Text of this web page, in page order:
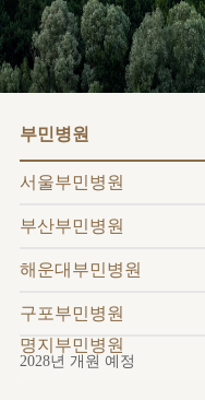
HI
HSS
글로벌
얼라이언스
연혁
조직도
오시는길
의료진
외래진료
언론보도
건강토크
입찰공고
부민병원
40주년
역사관
서울부민병원
부산부민병원
해운대부민병원
프레스티지
라이프케어센터
KOR
ENG
RUS
부민병원
서울부민병원
부산부민병원
해운대부민병원
구포부민병원
명지부민병원
2028년 개원 예정